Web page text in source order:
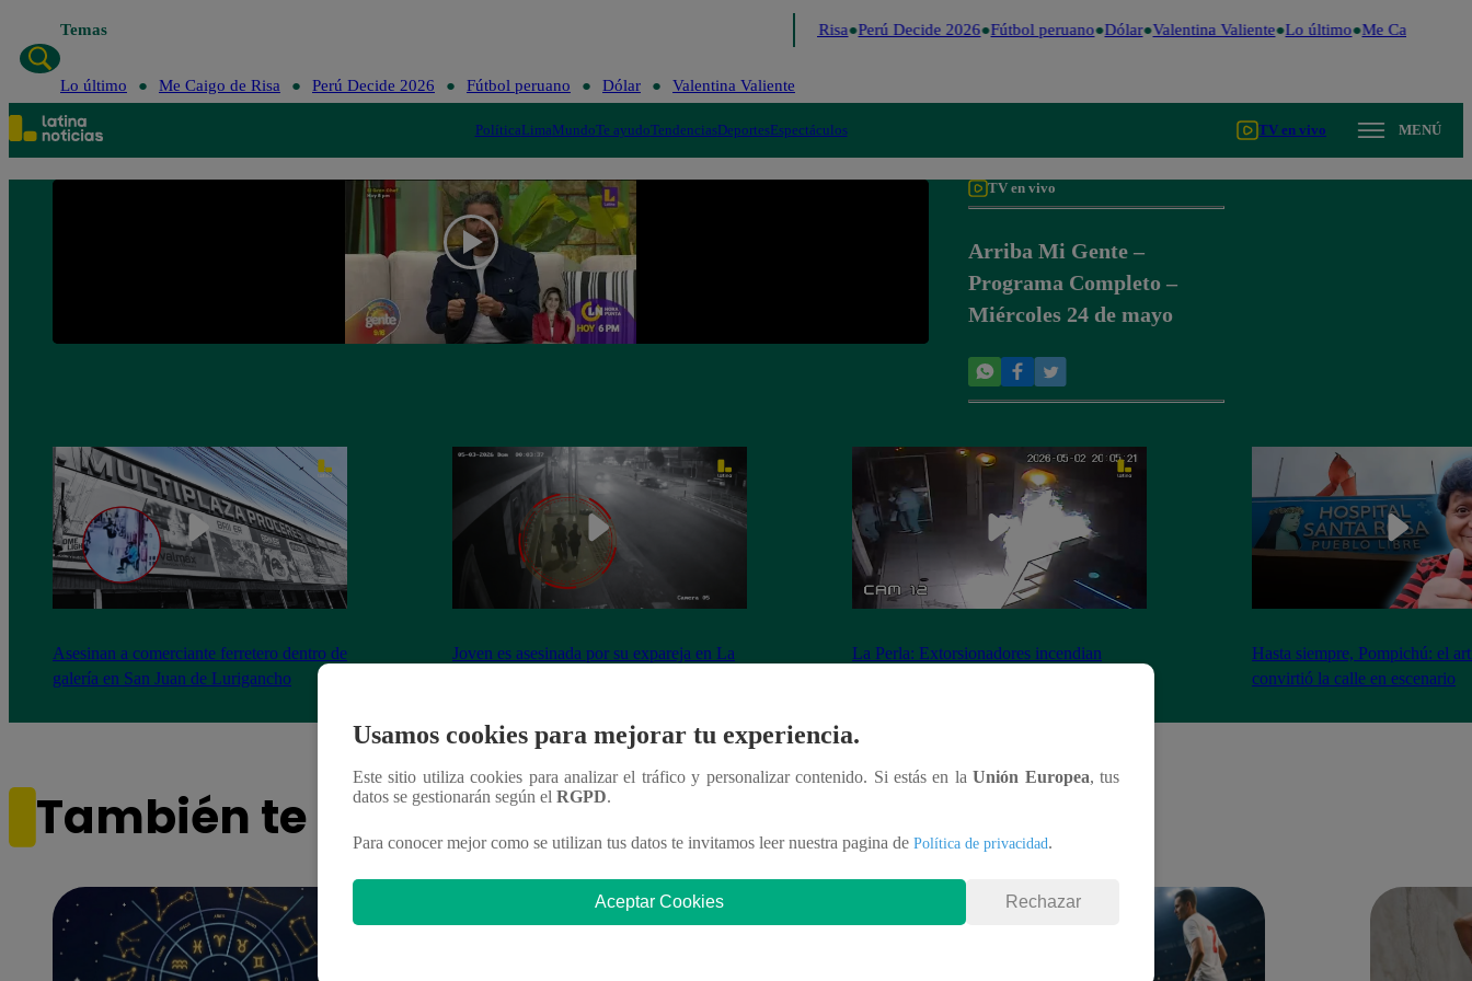
Temas Me Caigo de Risa Perú Decide 2026 Fútbol peruano Dólar Valentina Valiente Lo último Me Caigo de
Lo último Me Caigo de Risa Perú Decide 2026 Fútbol peruano Dólar Valentina Valiente
PolíticaLimaMundoTe ayudoTendenciasDeportesEspectáculos TV en vivo MENÚ
TV en vivo
Arriba Mi Gente –
Programa Completo –
Miércoles 24 de mayo
Asesinan a comerciante ferretero dentro de
galería en San Juan de Lurigancho
Joven es asesinada por su expareja en La
La Perla: Extorsionadores incendian
Hasta siempre, Pompichú: el
convirtió la calle en escenario
También te puede interesar
Usamos cookies para mejorar tu experiencia.
Este sitio utiliza cookies para analizar el tráfico y personalizar contenido. Si estás en laUnión Europea, tus
datos se gestionarán según el RGPD.
Para conocer mejor como se utilizan tus datos te invitamos leer nuestra pagina de Política de privacidad.
Aceptar Cookies Rechazar